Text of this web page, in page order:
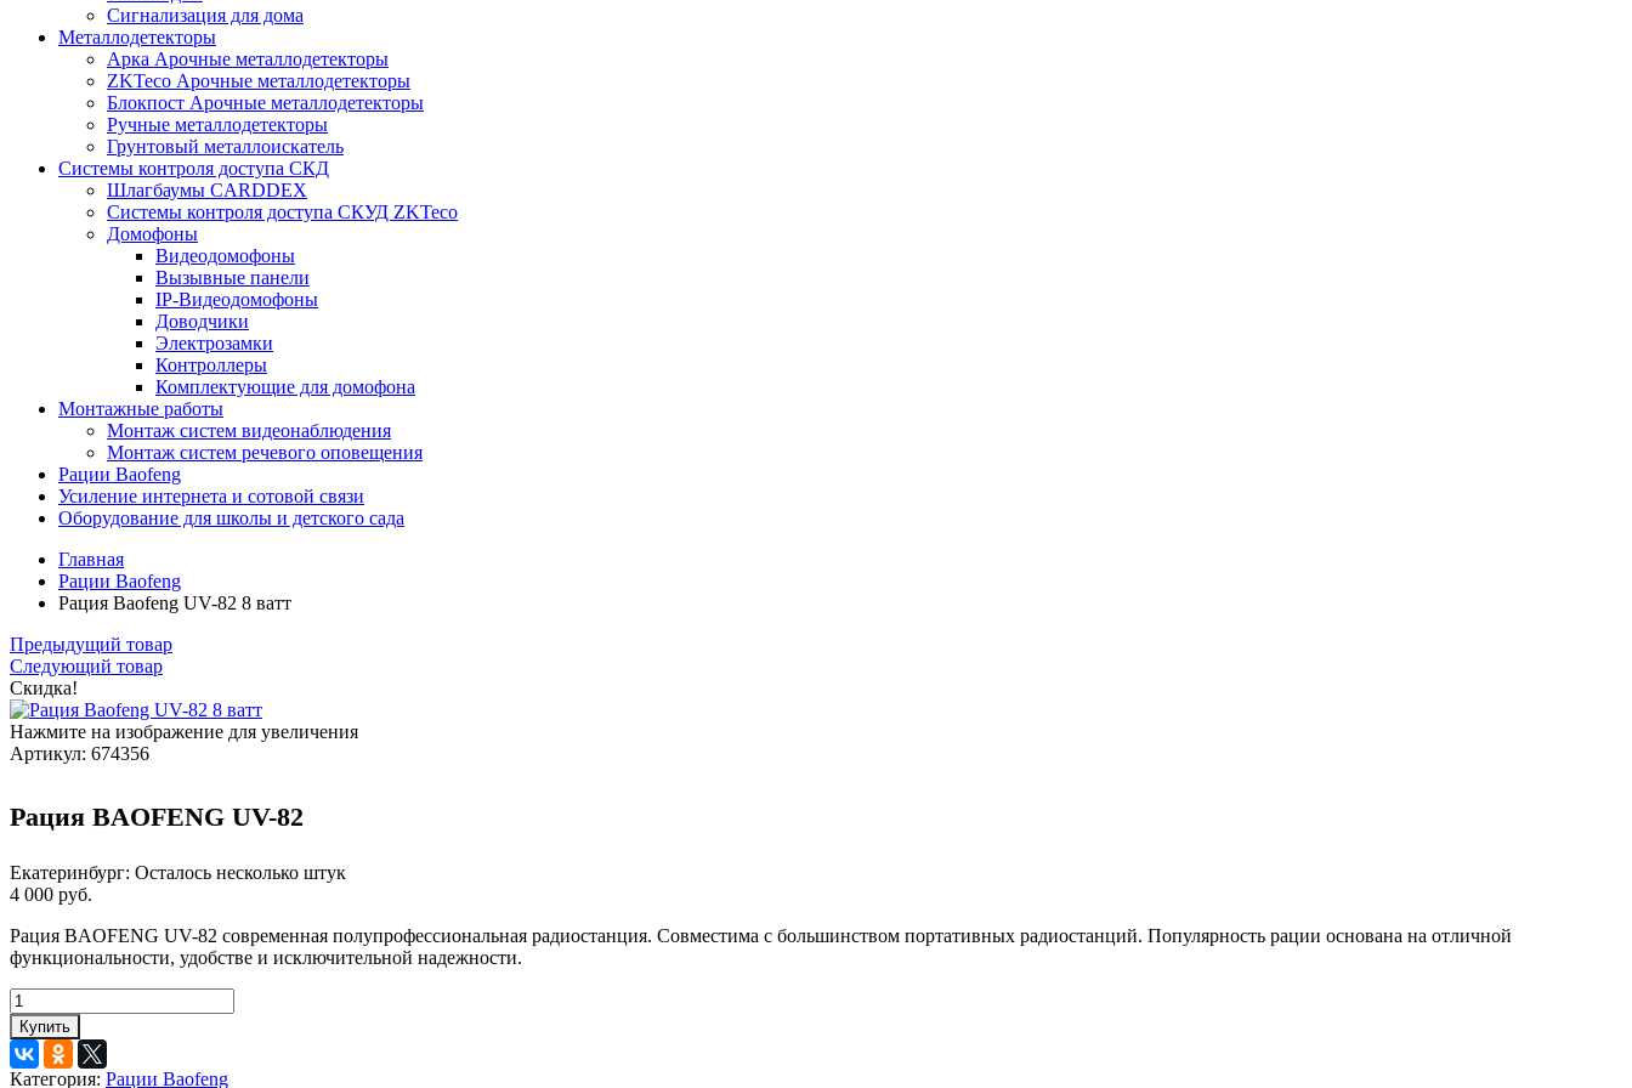
Сигнализация для дома
Металлодетекторы
Арка Арочные металлодетекторы
ZKTeco Арочные металлодетекторы
Блокпост Арочные металлодетекторы
Ручные металлодетекторы
Грунтовый металлоискатель
Системы контроля доступа СКД
Шлагбаумы CARDDEX
Системы контроля доступа СКУД ZKTeco
Домофоны
Видеодомофоны
Вызывные панели
IP-Видеодомофоны
Доводчики
Электрозамки
Контроллеры
Комплектующие для домофона
Монтажные работы
Монтаж систем видеонаблюдения
Монтаж систем речевого оповещения
Рации Baofeng
Усиление интернета и сотовой связи
Оборудование для школы и детского сада
Главная
Рации Baofeng
Рация Baofeng UV-82 8 ватт
Предыдущий товар
Следующий товар
Скидка!
Нажмите на изображение для увеличения
Артикул: 674356
Рация BAOFENG UV-82
Екатеринбург: Осталось несколько штук
4 000 руб.
Рация BAOFENG UV-82 современная полупрофессиональная радиостанция. Совместима с большинством портативных радиостанций. Популярность рации основана на отличной
функциональности, удобстве и исключительной надежности.
Купить
Категория: Рации Baofeng